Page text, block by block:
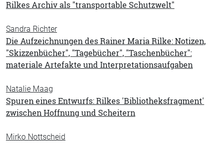
Rilkes Archiv als "transportable Schutzwelt"
Sandra Richter
Die Aufzeichnungen des Rainer Maria Rilke: Notizen,
"Skizzenbücher", "Tagebücher", "Taschenbücher":
materiale Artefakte und Interpretationsaufgaben
Natalie Maag
Spuren eines Entwurfs: Rilkes 'Bibliotheksfragment'
zwischen Hoffnung und Scheitern
Mirko Nottscheid